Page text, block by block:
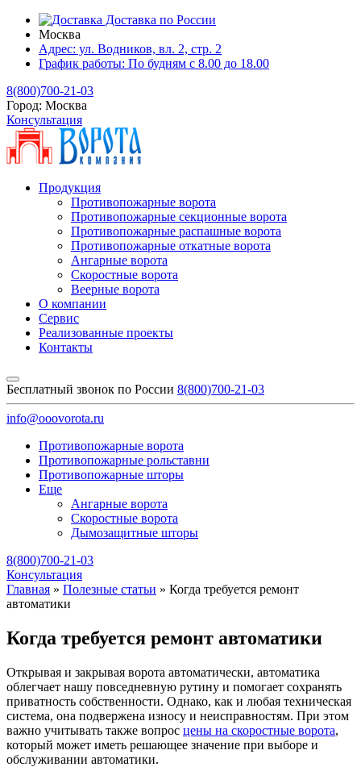
Доставка по России
Москва
Адрес: ул. Водников, вл. 2, стр. 2
График работы: По будням с 8.00 до 18.00
8(800)700-21-03
Город: Москва
Консультация
Продукция
Противопожарные ворота
Противопожарные секционные ворота
Противопожарные распашные ворота
Противопожарные откатные ворота
Ангарные ворота
Скоростные ворота
Веерные ворота
О компании
Сервис
Реализованные проекты
Контакты
Бесплатный звонок по России 8(800)700-21-03
info@ooovorota.ru
Противопожарные ворота
Противопожарные рольставни
Противопожарные шторы
Еще
Ангарные ворота
Скоростные ворота
Дымозащитные шторы
8(800)700-21-03
Консультация
Главная » Полезные статьи » Когда требуется ремонт
автоматики
Когда требуется ремонт автоматики
Открывая и закрывая ворота автоматически, автоматика
облегчает нашу повседневную рутину и помогает сохранять
приватность собственности. Однако, как и любая техническая
система, она подвержена износу и неисправностям. При этом
важно учитывать также вопрос цены на скоростные ворота,
который может иметь решающее значение при выборе и
обслуживании автоматики.